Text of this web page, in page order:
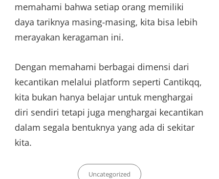
memahami bahwa setiap orang memiliki
daya tariknya masing-masing, kita bisa lebih
merayakan keragaman ini.
Dengan memahami berbagai dimensi dari
kecantikan melalui platform seperti Cantikqq,
kita bukan hanya belajar untuk menghargai
diri sendiri tetapi juga menghargai kecantikan
dalam segala bentuknya yang ada di sekitar
kita.
Categories
Uncategorized